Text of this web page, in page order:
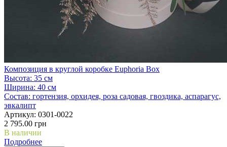
Композиция в круглой коробке Euphoria Box
Высота: 35 см
Ширина: 40 см
Состав: гортензия, орхидея, роза садовая, гвоздика, аспарагус,
эвкалипт
Артикул: 0301-0022
2 795.00 грн
В наличии
Подробнее